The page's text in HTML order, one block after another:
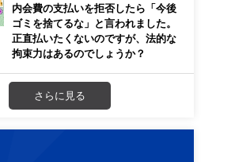
内会費の支払いを拒否したら「今後
ゴミを捨てるな」と言われました。
正直払いたくないのですが、法的な
拘束力はあるのでしょうか？
さらに見る